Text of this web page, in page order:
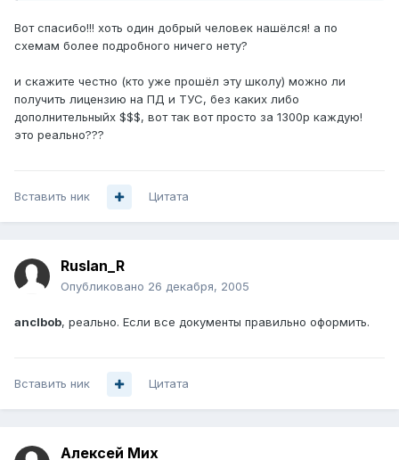
Вот спасибо!!! хоть один добрый человек нашёлся! а по
схемам более подробного ничего нету?
и скажите честно (кто уже прошёл эту школу) можно ли
получить лицензию на ПД и ТУС, без каких либо
дополнительныйх $$$, вот так вот просто за 1300р каждую!
это реально???
Вставить ник Цитата
Ruslan_R
Опубликовано 26 декабря, 2005
anclbob, реально. Если все документы правильно оформить.
Вставить ник Цитата
Алексей Мих